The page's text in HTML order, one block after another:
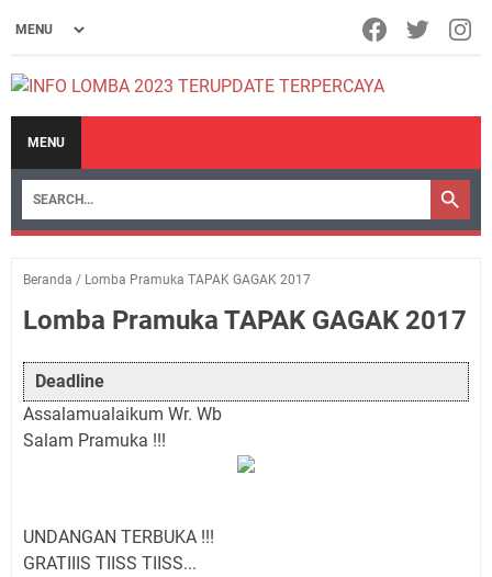
MENU
Beranda / Lomba Pramuka TAPAK GAGAK 2017
Lomba Pramuka TAPAK GAGAK 2017
Deadline
Assalamualaikum Wr. Wb
Salam Pramuka !!!
UNDANGAN TERBUKA !!!
GRATIIIS TIISS TIISS...